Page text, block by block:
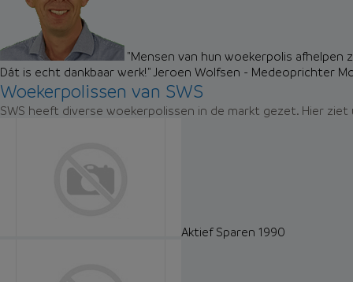
"Mensen van hun woekerpolis
Dát is echt dankbaar werk!"Jeroen Wolfsen - Medeoprichter
Woekerpolissen van SWS
SWS heeft diverse woekerpolissen in de markt gezet. Hier
Aktief Sparen 1990